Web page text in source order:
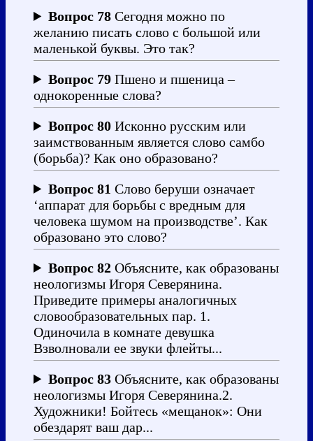
Вопрос 78 Сегодня можно по
желанию писать слово с большой или
маленькой буквы. Это так?
Вопрос 79 Пшено и пшеница –
однокоренные слова?
Вопрос 80 Исконно русским или
заимствованным является слово самбо
(борьба)? Как оно образовано?
Вопрос 81 Слово беруши означает
‘аппарат для борьбы с вредным для
человека шумом на производстве’. Как
образовано это слово?
Вопрос 82 Объясните, как образованы
неологизмы Игоря Северянина.
Приведите примеры аналогичных
словообразовательных пар. 1.
Одиночила в комнате девушка
Взволновали ее звуки флейты...
Вопрос 83 Объясните, как образованы
неологизмы Игоря Северянина.2.
Художники! Бойтесь «мещанок»: Они
обездарят ваш дар...